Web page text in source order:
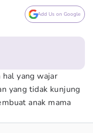
Add Us on Google
yang wajar
yang tidak kunjung
anak mama